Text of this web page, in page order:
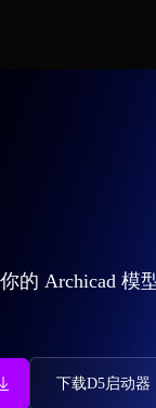
的 Archicad 模
下载D5启动器